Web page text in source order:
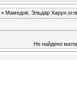
» Мамедов, Эльдар Харун
Не найдено